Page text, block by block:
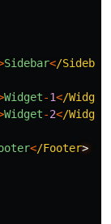
Sidebar</Sidebar
Widget-1</Widget
Widget-2</Widget
</Footer